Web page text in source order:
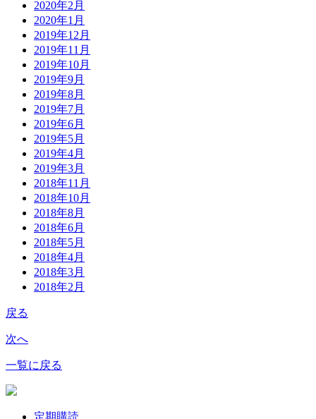
2020年2月
2020年1月
2019年12月
2019年11月
2019年10月
2019年9月
2019年8月
2019年7月
2019年6月
2019年5月
2019年4月
2019年3月
2018年11月
2018年10月
2018年8月
2018年6月
2018年5月
2018年4月
2018年3月
2018年2月
戻る
次へ
一覧に戻る
定期購読